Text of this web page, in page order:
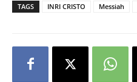
TAGS INRI CRISTO Messiah